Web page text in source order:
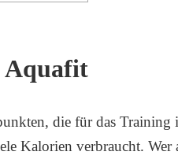
Aquafit
die für das Training
Kalorien verbraucht. Wer